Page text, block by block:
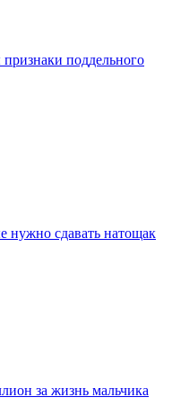
поддельного
нужно сдавать натощак
за жизнь мальчика